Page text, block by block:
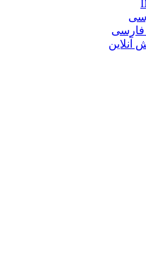
فارسی
آنلاین